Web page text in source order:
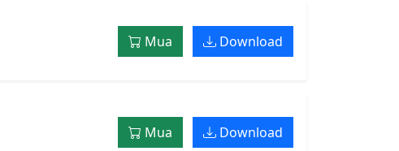
Mua Download
Mua Download